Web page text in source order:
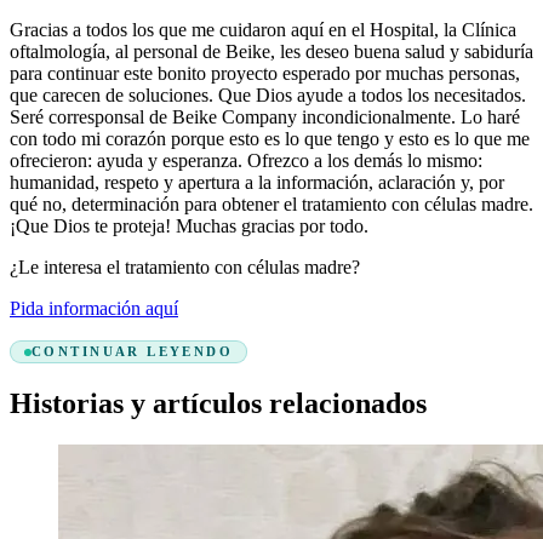
Gracias a todos los que me cuidaron aquí en el Hospital, la Clínica
oftalmología, al personal de Beike, les deseo buena salud y sabiduría
para continuar este bonito proyecto esperado por muchas personas,
que carecen de soluciones. Que Dios ayude a todos los necesitados.
Seré corresponsal de Beike Company incondicionalmente. Lo haré
con todo mi corazón porque esto es lo que tengo y esto es lo que me
ofrecieron: ayuda y esperanza. Ofrezco a los demás lo mismo:
humanidad, respeto y apertura a la información, aclaración y, por
qué no, determinación para obtener el tratamiento con células madre.
¡Que Dios te proteja! Muchas gracias por todo.
¿Le interesa el tratamiento con células madre?
Pida información aquí
CONTINUAR LEYENDO
Historias y artículos relacionados